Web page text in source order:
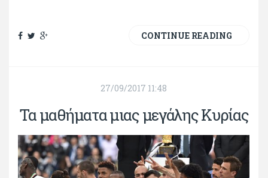
CONTINUE READING
27/09/2017 11:48
Τα μαθήματα μιας μεγάλης Κυρίας